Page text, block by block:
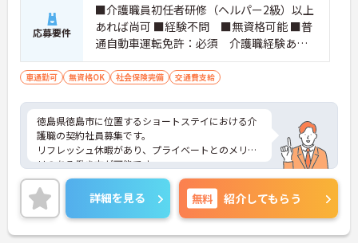
■ 相談援助の経験を活かせる
・生活相談業務
・通院支援業務
・買い物援助業務
→ 人との関わりを大切にしながら専門性を発揮でき
ます♪
応募要件
■介護職員初任者研修（ヘルパー2級）以上
あれば尚可 ■経験不問 ■無資格可能 ■普
通自動車運転免許：必須 介護職経験あれ
ば尚可
車通勤可 無資格OK 社会保険完備 交通費支給
徳島県徳島市に位置するショートステイにおける介
護職の契約社員募集です。
リフレッシュ休暇があり、プライベートとのメリハ
リのある働き方が可能です。
また研修制度や正社員登用制度もあり働きながらス
キルアップが目指せる環境です。
ご興味のある方には、面接対策ポイントなど、さら
に詳細をご案内しますのでお気軽にご相談くださ
い！
詳細を見る 無料 紹介してもらう